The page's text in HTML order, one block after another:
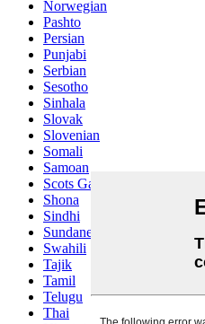
Norwegian
Pashto
Persian
Punjabi
Serbian
Sesotho
Sinhala
Slovak
Slovenian
Somali
Samoan
Scots Gaelic
Shona
Sindhi
Sundanese
Swahili
Tajik
Tamil
Telugu
Thai